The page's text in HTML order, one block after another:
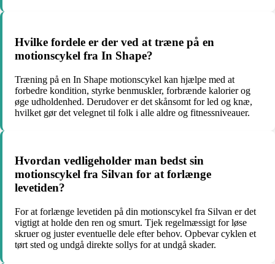
Hvilke fordele er der ved at træne på en
motionscykel fra In Shape?
Træning på en In Shape motionscykel kan hjælpe med at
forbedre kondition, styrke benmuskler, forbrænde kalorier og
øge udholdenhed. Derudover er det skånsomt for led og knæ,
hvilket gør det velegnet til folk i alle aldre og fitnessniveauer.
Hvordan vedligeholder man bedst sin
motionscykel fra Silvan for at forlænge
levetiden?
For at forlænge levetiden på din motionscykel fra Silvan er det
vigtigt at holde den ren og smurt. Tjek regelmæssigt for løse
skruer og juster eventuelle dele efter behov. Opbevar cyklen et
tørt sted og undgå direkte sollys for at undgå skader.